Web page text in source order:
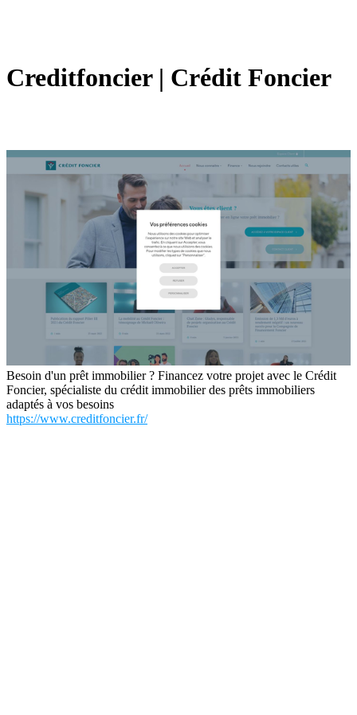
Cre­ditfon­cier | Crédit Foncier
Besoin d'un prêt immobilier ? Financez votre projet avec le Crédit
Foncier, spécialiste du crédit immobilier des prêts immobiliers
adaptés à vos besoins
https://www.creditfoncier.fr/